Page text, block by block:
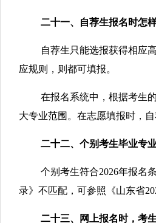
二十一、自荐生报名时怎
自荐生只能选报获得相应
应规则，则都可填报。
在报名系统中，根据考生
大专业范围。在志愿填报时，
二十二、个别考生毕业专
个别考生符合2026年报名
录》不匹配，可参照《山东省
二十三、网上报名时，考